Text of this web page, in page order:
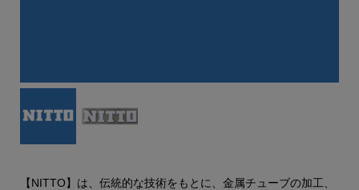
【NITTO】は、伝統的な技術をもとに、金属チューブの加工、